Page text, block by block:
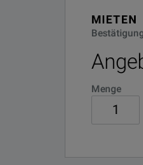
MIETEN
Menge